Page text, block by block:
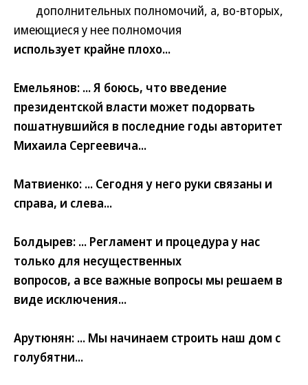
дополнительных полномочий, а, во-вторых,
имеющиеся у нее полномочия
использует крайне плохо...
Емельянов: ... Я боюсь, что введение
президентской власти может подорвать
пошатнувшийся в последние годы авторитет
Михаила Сергеевича...
Матвиенко: ... Сегодня у него руки связаны и
справа, и слева...
Болдырев: ... Регламент и процедура у нас
только для несущественных
вопросов, а все важные вопросы мы решаем в
виде исключения...
Арутюнян: ... Мы начинаем строить наш дом с
голубятни...